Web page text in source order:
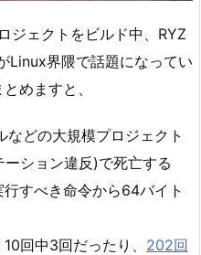
ジェクトをビルド中、RYZ
Linux界隈で話題になってい
めますと、
どの大規模プロジェクト
ション違反)で死亡する
すべき命令から64バイト
回中3回だったり、 202回